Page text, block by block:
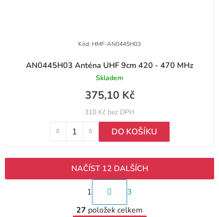
AN0445H03 Anténa UHF 9cm 420 - 470 MHz
Skladem
310 Kč bez DPH
375,10 Kč
DO KOŠÍKU
Kód: HMF-AN0445H03
O
v
NAČÍST 12 DALŠÍCH
S
t
r
1
3
27 položek celkem